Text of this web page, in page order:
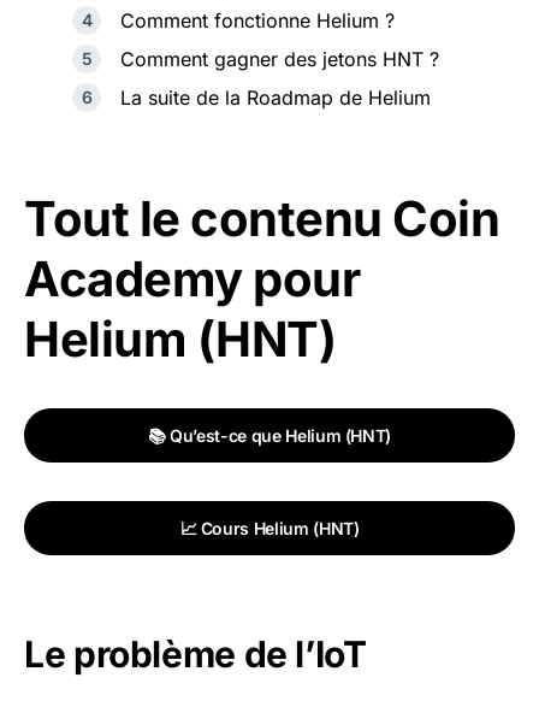
Comment fonctionne Helium ?
Comment gagner des jetons HNT ?
La suite de la Roadmap de Helium
Tout le contenu Coin
Academy pour
Helium (HNT)
📚 Qu’est-ce que Helium (HNT)
📈 Cours Helium (HNT)
Le problème de l’IoT